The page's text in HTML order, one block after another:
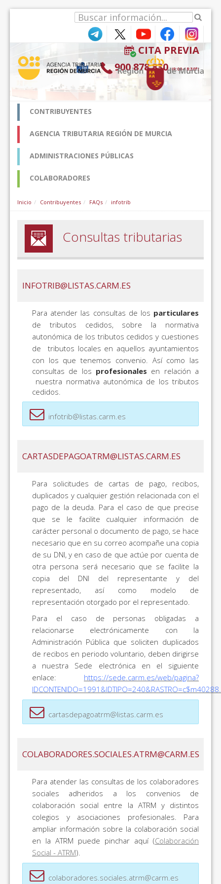
CITA PREVIA
900 878 830 (9:00-18:30*)
CONTRIBUYENTES
AGENCIA TRIBUTARIA REGIÓN DE MURCIA
ADMINISTRACIONES PÚBLICAS
COLABORADORES
Inicio Contribuyentes FAQs infotrib
Consultas tributarias
INFOTRIB@LISTAS.CARM.ES
Para atender las consultas de los particulares
de tributos cedidos, sobre la normativa
autonómica de los tributos cedidos y cuestiones
de tributos locales en aquellos ayuntamientos
con los que tenemos convenio. Así como las
consultas de los profesionales en relación a
nuestra normativa autonómica de los tributos
cedidos.
infotrib@listas.carm.es
CARTASDEPAGOATRM@LISTAS.CARM.ES
Para solicitudes de cartas de pago, recibos,
duplicados y cualquier gestión relacionada con el
pago de la deuda. Para el caso de que precise
que se le facilite cualquier información de
carácter personal o documento de pago, se hace
necesario que en su correo acompañe una copia
de su DNI, y en caso de que actúe por cuenta de
otra persona será necesario que se facilite la
copia del DNI del representante y del
representado, así como modelo de
representación otorgado por el representado.
Para el caso de personas obligadas a
relacionarse electrónicamente con la
Administración Pública que soliciten duplicados
de recibos en periodo voluntario, deben dirigirse
a nuestra Sede electrónica en el siguiente
enlace: https://sede.carm.es/web/pagina?
IDCONTENIDO=1991&IDTIPO=240&RASTRO=c$m40288.
cartasdepagoatrm@listas.carm.es
COLABORADORES.SOCIALES.ATRM@CARM.ES
Para atender las consultas de los colaboradores
sociales adheridos a los convenios de
colaboración social entre la ATRM y distintos
colegios y asociaciones profesionales. Para
ampliar información sobre la colaboración social
en la ATRM puede pinchar aquí (Colaboración
Social - ATRM).
colaboradores.sociales.atrm@carm.es